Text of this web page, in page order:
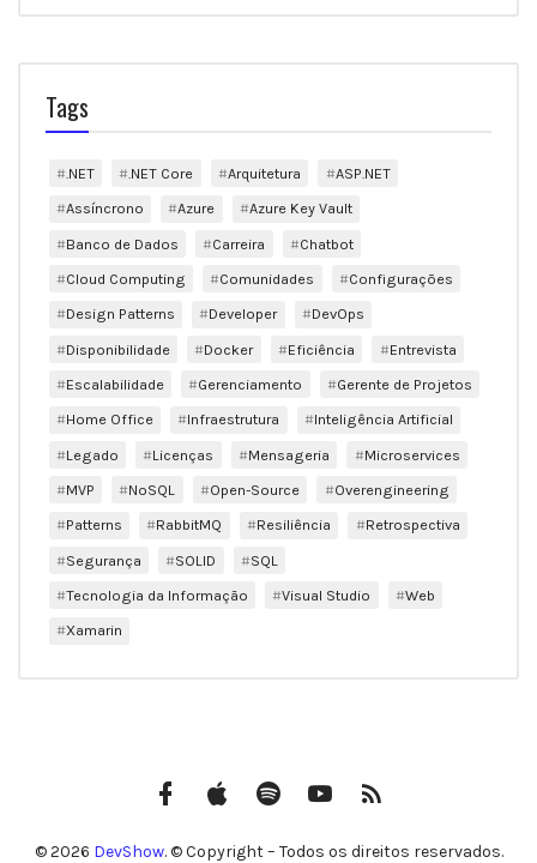
Tags
.NET .NET Core Arquitetura
ASP.NET
Assíncrono
Azure
Azure Key Vault
Banco de Dados
Carreira
Chatbot
Cloud Computing
Comunidades
Configurações
Design Patterns
Developer
DevOps
Disponibilidade
Docker Eficiência
Entrevista
Escalabilidade
Gerenciamento
Gerente de Projetos
Home Office
Infraestrutura
Inteligência Artificial
Legado
Licenças Mensageria
Microservices
MVP
NoSQL Open-Source
Overengineering
Patterns
RabbitMQ Resiliência
Retrospectiva
Segurança
SOLID
SQL
Tecnologia da Informação
Visual Studio
Web
Xamarin
FacebookiTunes Spotify Canal
© 2026 DevShow. © Copyright – Todos os direitos reservados.